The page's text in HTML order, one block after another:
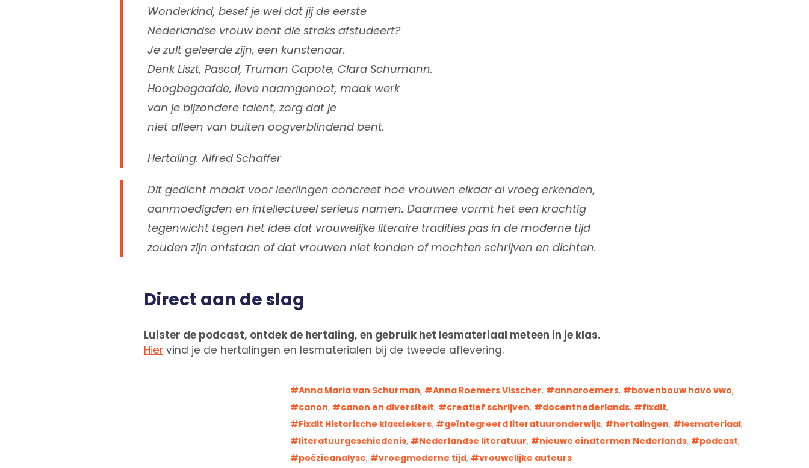
Wonderkind, besef je wel dat jij de eerste
Nederlandse vrouw bent die straks afstudeert?
Je zult geleerde zijn, een kunstenaar.
Denk Liszt, Pascal, Truman Capote, Clara Schumann.
Hoogbegaafde, lieve naamgenoot, maak werk
van je bijzondere talent, zorg dat je
niet alleen van buiten oogverblindend bent.
Hertaling: Alfred Schaffer
Dit gedicht maakt voor leerlingen concreet hoe vrouwen elkaar al vroeg erkenden,
aanmoedigden en intellectueel serieus namen. Daarmee vormt het een krachtig
tegenwicht tegen het idee dat vrouwelijke literaire tradities pas in de moderne tijd
zouden zijn ontstaan of dat vrouwen niet konden of mochten schrijven en dichten.
Direct aan de slag
Luister de podcast, ontdek de hertaling, en gebruik het lesmateriaal meteen in je klas.
Hiervind je de hertalingen en lesmaterialen bij de tweede aflevering.
Anna Maria van Schurman, Anna Roemers Visscher, annaroemers, bovenbouw havo vwo,
canon, canon en diversiteit, creatief schrijven, docentnederlands, fixdit,
Fixdit Historische klassiekers, geïntegreerd literatuuronderwijs, hertalingen, lesmateriaal,
literatuurgeschiedenis, Nederlandse literatuur, nieuwe eindtermen Nederlands, podcast,
poëzieanalyse, vroegmoderne tijd, vrouwelijke auteurs